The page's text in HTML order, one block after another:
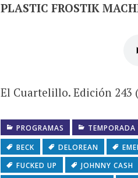
PLASTIC FROSTIK
El Cuartelillo. Edición 243
PROGRAMAS
TEMPORADA
BECK
DELOREAN
FUCKED UP
JOHNNY CASH